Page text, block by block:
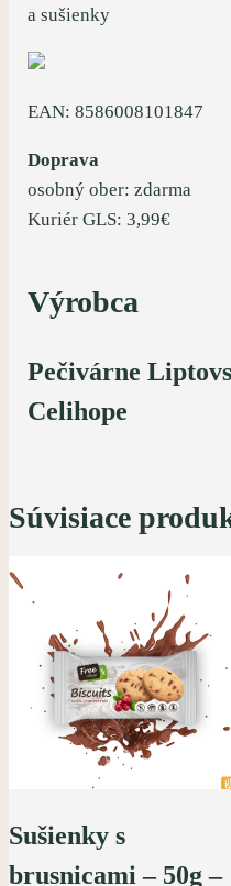
a sušienky
EAN: 8586008101847
Doprava
osobný ober: zdarma
Kuriér GLS: 3,99€
Výrobca
Pečivárne
Celihope
Súvisiace
Sušienky s
brusnicami – 50g –